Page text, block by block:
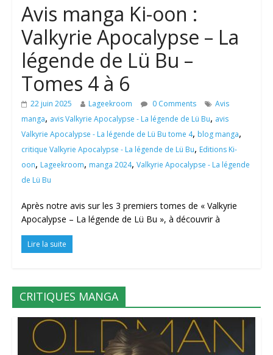
Avis manga Ki-oon :
Valkyrie Apocalypse – La
légende de Lü Bu –
Tomes 4 à 6
22 juin 2025 Lageekroom 0 Comments
Avis
manga, avis Valkyrie Apocalypse - La légende de Lü Bu, avis
Valkyrie Apocalypse - La légende de Lü Bu tome 4, blog manga,
critique Valkyrie Apocalypse - La légende de Lü Bu, Editions Ki-
oon, Lageekroom, manga 2024, Valkyrie Apocalypse - La légende
de Lü Bu
Après notre avis sur les 3 premiers tomes de « Valkyrie
Apocalypse – La légende de Lü Bu », à découvrir à
Lire la suite
CRITIQUES MANGA